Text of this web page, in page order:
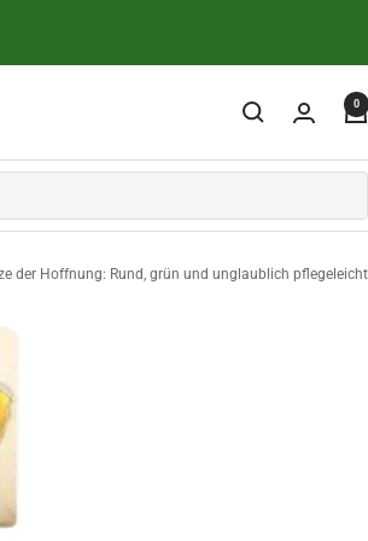
0
der Hoffnung: Rund, grün und unglaublich pflegeleicht